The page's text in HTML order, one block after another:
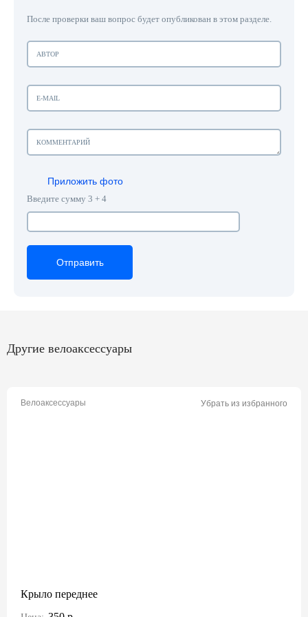
После проверки ваш вопрос будет опубликован в этом разделе.
Приложить фото
Введите сумму 3 + 4
Отправить
Отправить
Отправить
Другие велоаксессуары
Велоаксессуары Убрать из избранного
Крыло переднее